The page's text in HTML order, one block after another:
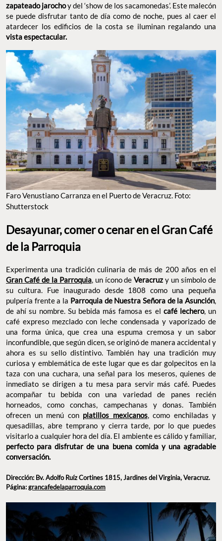
zapateado jarochoy del ‘show de los sacamonedas’. Este malecón
se puede disfrutar tanto de día como de noche, pues al caer el
atardecer los edificios de la costa se iluminan regalando una
vista espectacular.
Faro Venustiano Carranza en el Puerto de Veracruz. Foto:
Shutterstock
Desayunar, comer o cenar en el Gran Café
de la Parroquia
Experimenta una tradición culinaria de más de 200 años en el
Gran Café de la Parroquia, un ícono deVeracruz y un símbolo de
su cultura. Fue inaugurado desde 1808 como una pequeña
pulpería frente a la Parroquia de Nuestra Señora de la Asunción,
de ahí su nombre. Su bebida más famosa es el café lechero, un
café expreso mezclado con leche condensada y vaporizado de
una forma única, que crea una espuma cremosa y un sabor
inconfundible, que según dicen, se originó de manera accidental y
ahora es su sello distintivo. También hay una tradición muy
curiosa y emblemática de este lugar que es dar golpecitos en la
taza con una cuchara, una señal para los meseros, quienes de
inmediato se dirigen a tu mesa para servir más café. Puedes
acompañar tu bebida con una variedad de panes recién
horneados, como conchas, campechanas y donas. También
ofrecen un menú con platillos mexicanos, como enchiladas y
quesadillas, abre temprano y cierra tarde, por lo que puedes
visitarlo a cualquier hora del día. El ambiente es cálido y familiar,
perfecto para disfrutar de una buena comida y una agradable
conversación.
Dirección: Bv. Adolfo Ruíz Cortines 1815, Jardines del Virginia, Veracruz.
Página:grancafedelaparroquia.com